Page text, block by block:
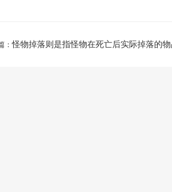
：怪物掉落则是指怪物在死亡后实际掉落的物